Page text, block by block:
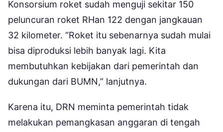
Konsorsium roket sudah menguji sekitar 150
peluncuran roket RHan 122 dengan jangkauan
32 kilometer. “Roket itu sebenarnya sudah mulai
bisa diproduksi lebih banyak lagi. Kita
membutuhkan kebijakan dari pemerintah dan
dukungan dari BUMN,” lanjutnya.
Karena itu, DRN meminta pemerintah tidak
melakukan pemangkasan anggaran di tengah